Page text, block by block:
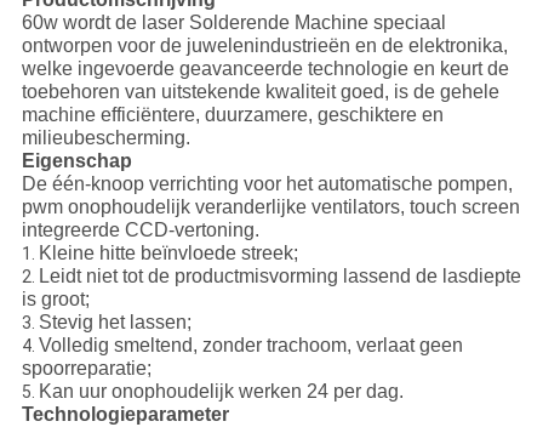
60w wordt de laser Solderende Machine speciaal
ontworpen voor de juwelenindustrieën en de elektronika,
welke ingevoerde geavanceerde technologie en keurt de
toebehoren van uitstekende kwaliteit goed, is de gehele
machine efficiëntere, duurzamere, geschiktere en
milieubescherming.
Eigenschap
De één-knoop verrichting voor het automatische pompen,
pwm onophoudelijk veranderlijke ventilators, touch screen
integreerde CCD-vertoning.
1. Kleine hitte beïnvloede streek;
2. Leidt niet tot de productmisvorming lassend de lasdiepte
is groot;
3. Stevig het lassen;
4. Volledig smeltend, zonder trachoom, verlaat geen
spoorreparatie;
5. Kan uur onophoudelijk werken 24 per dag.
Technologieparameter